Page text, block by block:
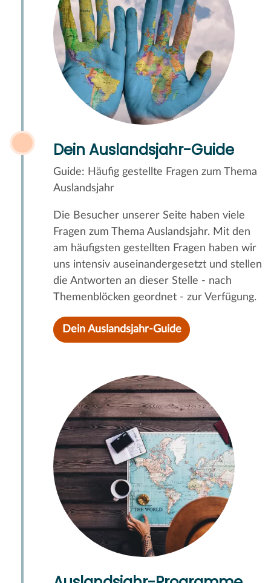
Dein Auslandsjahr-Guide
Guide: Häufig gestellte Fragen zum Thema
Auslandsjahr
Die Besucher unserer Seite haben viele
Fragen zum Thema Auslandsjahr. Mit den
am häufigsten gestellten Fragen haben wir
uns intensiv auseinandergesetzt und stellen
die Antworten an dieser Stelle - nach
Themenblöcken geordnet - zur Verfügung.
Dein Auslandsjahr-Guide